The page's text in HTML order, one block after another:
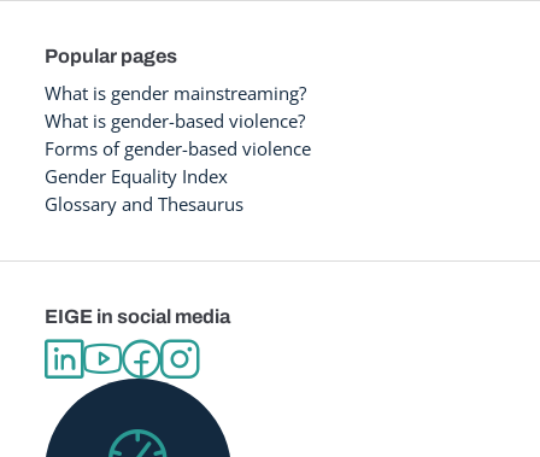
Popular pages
What is gender mainstreaming?
What is gender-based violence?
Forms of gender-based violence
Gender Equality Index
Glossary and Thesaurus
EIGE in social media